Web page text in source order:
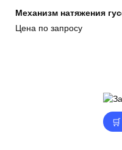
Механизм натяжения
Цена по запросу